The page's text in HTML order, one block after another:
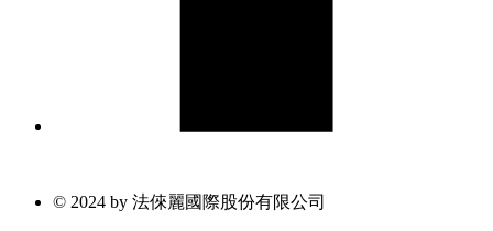
© 2024 by 法倈麗國際股份有限公司